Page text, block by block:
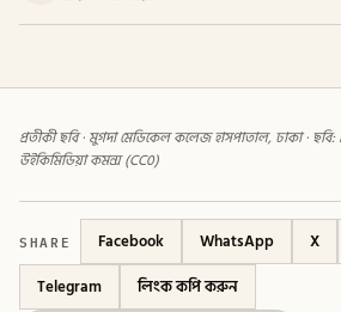
প্রতীকী ছবি · মুগদা মেডিকেল কলেজ হাসপাতাল, ঢাকা ·
উইকিমিডিয়া কমন্স (CC0)
SHARE Facebook WhatsApp X
Telegram
লিংক কপি করুন